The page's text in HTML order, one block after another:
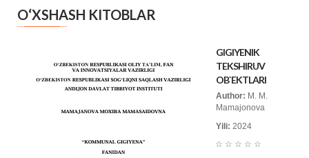
O‘XSHASH KITOBLAR
GIGIYENIK
TEKSHIRUV
OB`EKTLARI
Author: M. M.
Mamajonova
Yili: 2024
☆
☆
☆
☆
☆